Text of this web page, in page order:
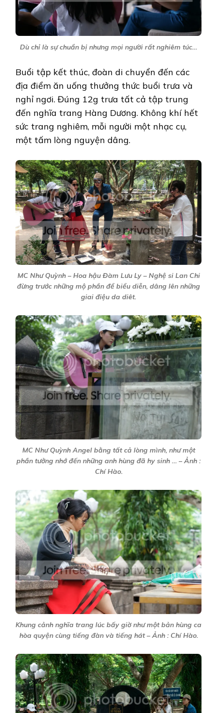
Dù chỉ là sự chuẩn bị nhưng mọi người rất nghiêm túc…
Buổi tập kết thúc, đoàn di chuyển đến các
địa điểm ăn uống thưởng thức buổi trưa và
nghỉ ngơi. Đúng 12g trưa tất cả tập trung
đến nghĩa trang Hàng Dương. Không khí hết
sức trang nghiêm, mỗi người một nhạc cụ,
một tấm lòng nguyện dâng.
MC Như Quỳnh – Hoa hậu Đàm Lưu Ly – Nghệ si Lan Chi
đừng trước những mộ phần để biểu diễn, dâng lên những
giai điệu da diêt.
MC Như Quỳnh Angel bằng tất cả lòng mình, như một
phần tưởng nhớ đến những anh hùng đã hy sinh … – Ảnh :
Chí Hào.
Khung cảnh nghĩa trang lúc bấy giờ như một bản hùng ca
hòa quyện cùng tiếng đàn và tiếng hát – Ảnh : Chí Hào.